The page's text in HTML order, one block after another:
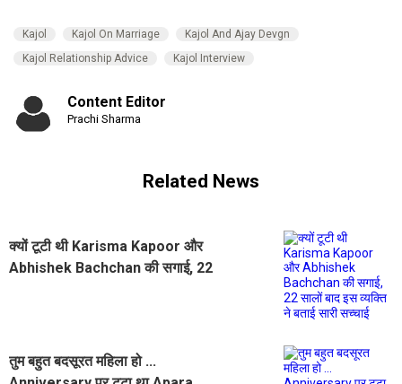
Kajol Kajol On Marriage
Kajol And Ajay Devgn
Kajol Relationship Advice
Kajol Interview
Content Editor
Prachi Sharma
Related News
क्यों टूटी थी Karisma Kapoor और
Abhishek Bachchan की सगाई, 22
तुम बहुत बदसूरत महिला हो ...